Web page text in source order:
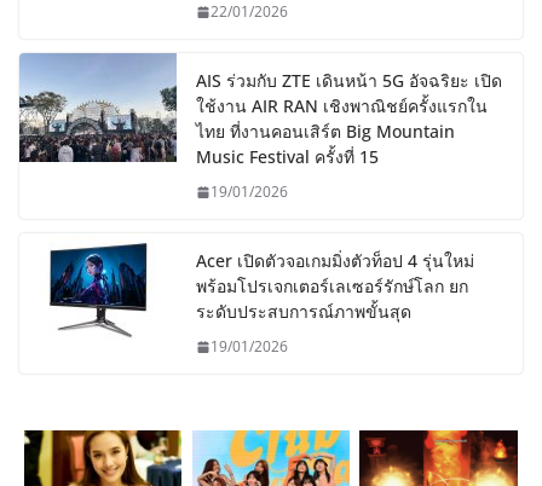
22/01/2026
AIS ร่วมกับ ZTE เดินหน้า 5G อัจฉริยะ เปิด
ใช้งาน AIR RAN เชิงพาณิชย์ครั้งแรกใน
ไทย ที่งานคอนเสิร์ต Big Mountain
Music Festival ครั้งที่ 15
19/01/2026
Acer เปิดตัวจอเกมมิ่งตัวท็อป 4 รุ่นใหม่
พร้อมโปรเจกเตอร์เลเซอร์รักษ์โลก ยก
ระดับประสบการณ์ภาพขั้นสุด
19/01/2026